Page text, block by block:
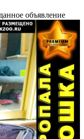
данное объявление